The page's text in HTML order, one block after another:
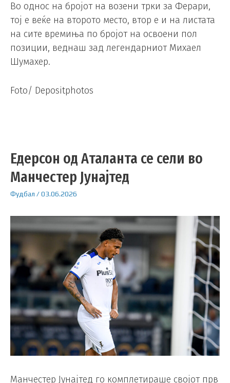
Во однос на бројот на возени трки за Ферари,
тој е веќе на второто место, втор е и на листата
на сите времиња по бројот на освоени пол
позиции, веднаш зад легендарниот Михаел
Шумахер.
Foto/ Depositphotos
Едерсон од Аталанта се сели во
Манчестер Јунајтед
Фудбал /03.06.2026
Манчестер Јунајтед го комплетираше својот прв